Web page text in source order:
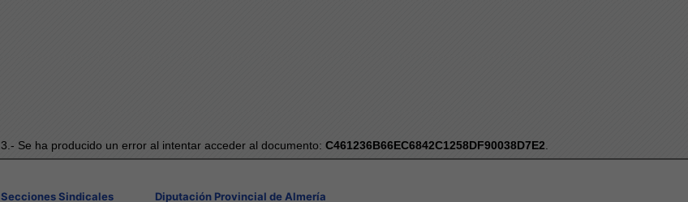
3.- Se ha producido un error al intentar acceder al documento: C461236B66EC6842C1258DF90038D7E2
Secciones Sindicales Diputación Provincial de Almería